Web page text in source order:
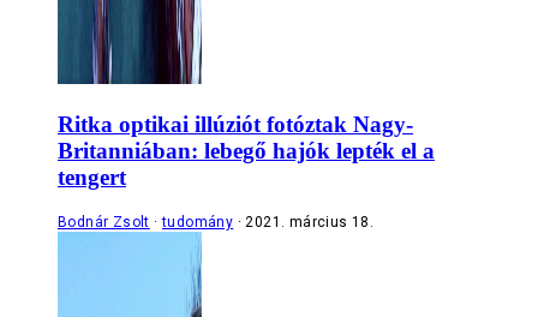
Ritka optikai illúziót fotóztak Nagy-
Britanniában: lebegő hajók lepték el a
tengert
Bodnár Zsolt tudomány 2021. március 18.